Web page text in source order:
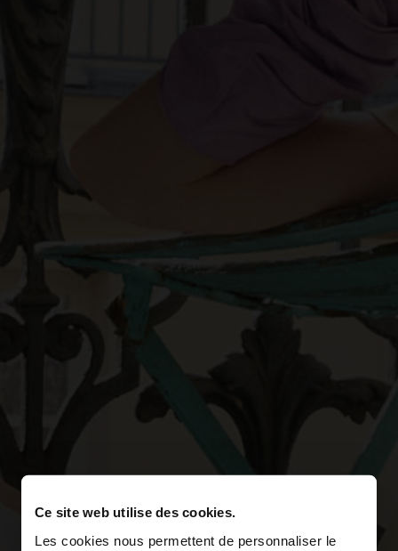
Ce site web utilise des cookies.
Les cookies nous permettent de personnaliser le